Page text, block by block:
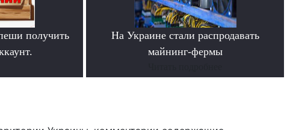
получить
На Украине стали распродавать
майнинг-фермы